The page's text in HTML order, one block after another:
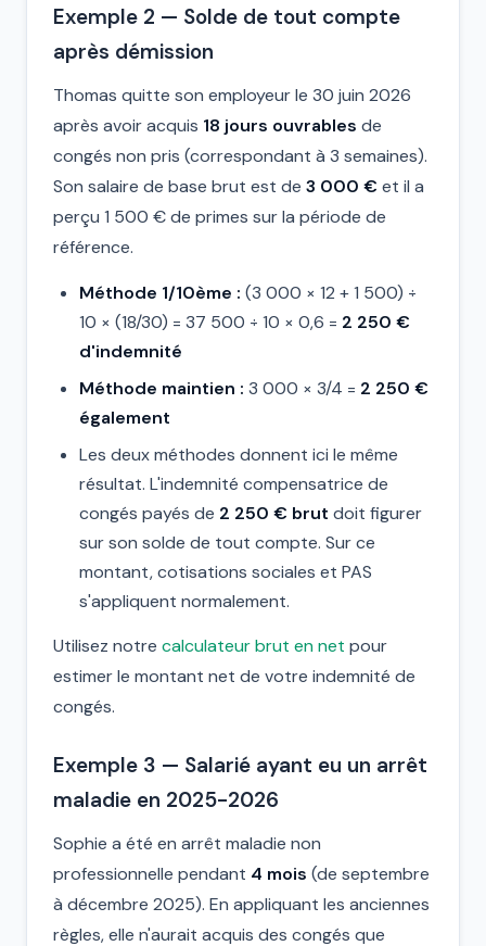
Exemple 2 — Solde de tout compte
après démission
Thomas quitte son employeur le 30 juin 2026
après avoir acquis 18 jours ouvrables de
congés non pris (correspondant à 3 semaines).
Son salaire de base brut est de 3 000 € et il a
perçu 1 500 € de primes sur la période de
référence.
Méthode 1/10ème : (3 000 × 12 + 1 500) ÷
10 × (18/30) = 37 500 ÷ 10 × 0,6 = 2 250 €
d'indemnité
Méthode maintien : 3 000 × 3/4 = 2 250 €
également
Les deux méthodes donnent ici le même
résultat. L'indemnité compensatrice de
congés payés de 2 250 € brut doit figurer
sur son solde de tout compte. Sur ce
montant, cotisations sociales et PAS
s'appliquent normalement.
Utilisez notre calculateur brut en net pour
estimer le montant net de votre indemnité de
congés.
Exemple 3 — Salarié ayant eu un arrêt
maladie en 2025-2026
Sophie a été en arrêt maladie non
professionnelle pendant 4 mois (de septembre
à décembre 2025). En appliquant les anciennes
règles, elle n'aurait acquis des congés que